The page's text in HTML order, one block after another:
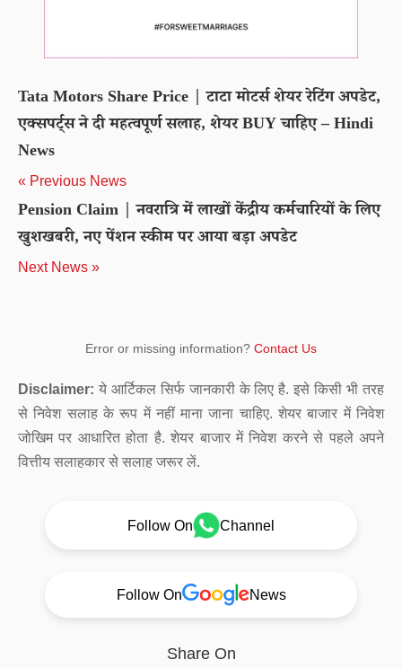
Tata Motors Share Price | टाटा मोटर्स शेयर रेटिंग अपडेट,
एक्सपर्ट्स ने दी महत्वपूर्ण सलाह, शेयर BUY चाहिए – Hindi
News
« Previous News
Pension Claim | नवरात्रि में लाखों केंद्रीय कर्मचारियों के लिए
खुशखबरी, नए पेंशन स्कीम पर आया बड़ा अपडेट
Next News »
Error or missing information? Contact Us
Disclaimer: ये आर्टिकल सिर्फ जानकारी के लिए है. इसे किसी भी तरह
से निवेश सलाह के रूप में नहीं माना जाना चाहिए. शेयर बाजार में निवेश
जोखिम पर आधारित होता है. शेयर बाजार में निवेश करने से पहले अपने
वित्तीय सलाहकार से सलाह जरूर लें.
Follow On Channel
Follow On News
Share On